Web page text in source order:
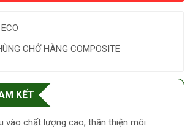
CHỞ HÀNG COMPOSITE
KẾT
vào chất lượng cao, thân thiện môi